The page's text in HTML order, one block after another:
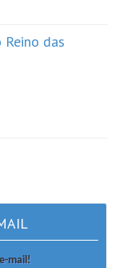
das
mail!